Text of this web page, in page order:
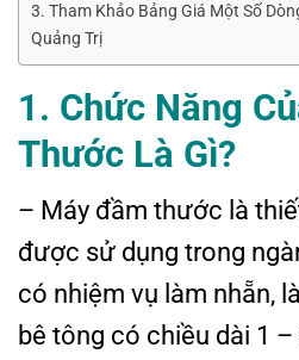
3. Tham Khảo Bảng Giá Một Số
Quảng Trị
1. Chức Năng
Thước Là Gì?
– Máy đầm thước là
được sử dụng trong
có nhiệm vụ làm nhẵn,
bê tông có chiều dài 1